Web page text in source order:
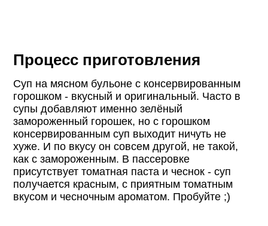
Процесс приготовления
Суп на мясном бульоне с консервированным
горошком - вкусный и оригинальный. Часто в
супы добавляют именно зелёный
замороженный горошек, но с горошком
консервированным суп выходит ничуть не
хуже. И по вкусу он совсем другой, не такой,
как с замороженным. В пассеровке
присутствует томатная паста и чеснок - суп
получается красным, с приятным томатным
вкусом и чесночным ароматом. Пробуйте ;)